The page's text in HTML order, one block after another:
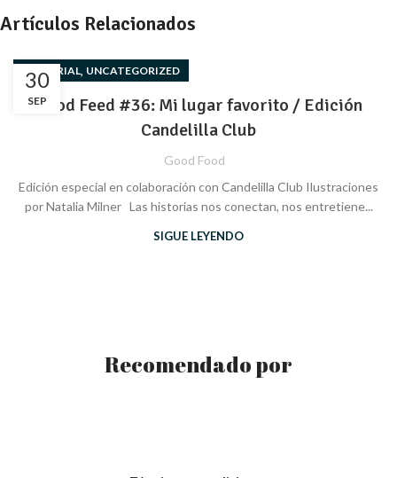
Artículos Relacionados
30
SEP
EDITORIAL, UNCATEGORIZED
Good Feed #36: Mi lugar favorito / Edición
Candelilla Club
Good Food
Edición especial en colaboración con Candelilla Club Ilustraciones
por Natalia Milner Las historias nos conectan, nos entretiene...
SIGUE LEYENDO
Recomendado por